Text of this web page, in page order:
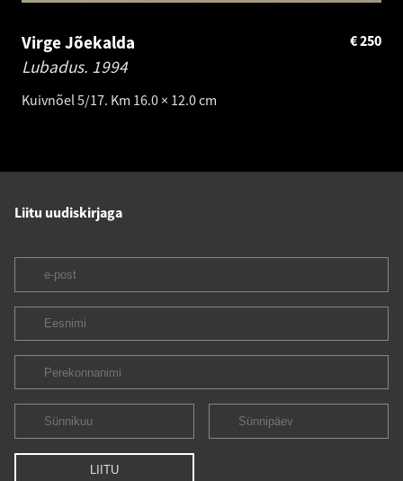
Virge Jõekalda
Lubadus. 1994
Kuivnõel 5/17. Km 16.0 × 12.0 cm
250
€
Liitu uudiskirjaga